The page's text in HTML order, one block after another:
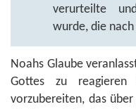
verurteilte
wurde, die
Noahs Glaube
Gottes zu
vorzubereiten, das